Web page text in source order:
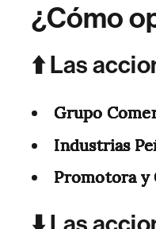
¿Cómo
⬆️ Las
Grupo
Industrias
Promotora